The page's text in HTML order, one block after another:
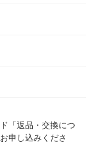
「返品・交換につ
申し込みくださ